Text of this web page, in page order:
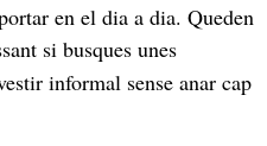
en el dia a dia. Queden
si busques unes
informal sense anar cap